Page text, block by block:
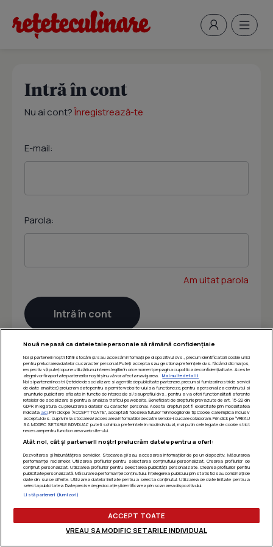
Intră în cont
Nu ai cont?Înregistrează-te
E-mail:
Parola:
Am uitat parola
Nouă ne pasă ca datele tale personale să rămână confidențiale
Noi și partenerii noștri 1019stocăm și/sau accesăm informații pe dispozitivul dvs., precum identificatorii cookie unici
pentru prelucrarea datelor cu caracter personal. Puteți accepta sau gestiona preferințele dvs. făcând clic mai jos,
respectiv vă puteți opune utilizării unui interes legitim în orice moment pe pagina cu politica de confidențialitate. Aceste
alegeri vor fi raportate partenerilor noștri și nu vă vor afecta navigarea.
Mai multe detalii
Noi si partenerii nostri (retelele de socializare si agentiile de publicitate partenere, precum si furnizorii nostri de servicii
de date analitice) prelucram date pentru a permite website-ului sa functioneze, pentru a personaliza continutul si
anunturile publicitare afisate in functie de interesele si/sau profilul dvs., pentru a va oferi functionalitati aferente
retelelor de socializare si pentru a analiza traficul pe website. Beneficiati de drepturile prevazute de art. 15-22 din
GDPR in legatura cu prelucrarea datelor cu caracter personal. Aceste drepturi pot fi exercitate prin modalitatea
indicata aici. Prin click pe “ACCEPT TOATE”, acceptati folosirea tuturor Tehnologiilor de tip Cookie, care implica inclusiv
acceptul dvs. cu privire la stocarea/accesarea informatiilor de catre Vendor-ii cu care colaboram. Prin click pe “VREAU
SA MODIFIC SETARILE INDIVIDUAL” puteti schimba preferintele in mod individual, mai putin cele legate de cookie strict
necesare pentru functionarea website-ului.
Atât noi, cât și partenerii noștri prelucrăm datele pentru a oferi:
Dezvoltarea și îmbunătățirea serviciilor. Stocarea și/sau accesarea informațiilor de pe un dispozitiv. Măsurarea
performanței reclamelor. Utilizarea profilurilor pentru selectarea conținutului personalizat. Crearea profilurilor de
conținut personalizat. Utilizarea profilurilor pentru selectarea publicității personalizate. Crearea profilurilor pentru
publicitate personalizată. Măsurarea performanței conținutului. Înțelegerea publicului prin statistici sau combinații de
date din surse diferite. Utilizarea datelor limitate pentru a selecta conținutul. Utilizarea de date limitate pentru a
selecta publicitatea. Date precise de geolocație și identificarea prin scanarea dispozitivului.
Listă parteneri (furnizori)
ACCEPT TOATE
VREAU SA MODIFIC SETARILE INDIVIDUAL